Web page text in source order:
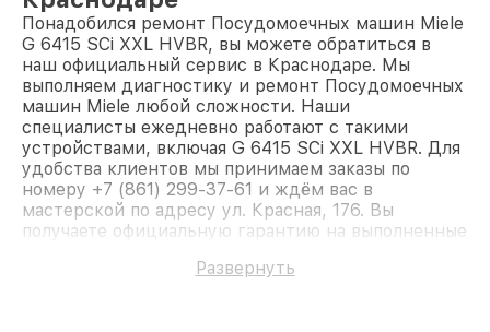
Понадобился ремонт Посудомоечных машин Miele
G 6415 SCi XXL HVBR, вы можете обратиться в
наш официальный сервис в Краснодаре. Мы
выполняем диагностику и ремонт Посудомоечных
машин Miele любой сложности. Наши
специалисты ежедневно работают с такими
устройствами, включая G 6415 SCi XXL HVBR. Для
удобства клиентов мы принимаем заказы по
номеру +7 (861) 299-37-61 и ждём вас в
мастерской по адресу ул. Красная, 176. Вы
получаете официальную гарантию на выполненные
Развернуть